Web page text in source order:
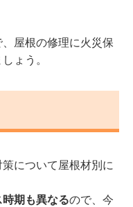
屋根の修理に火災保
ょう。
について屋根材別に
期も異なるので、今